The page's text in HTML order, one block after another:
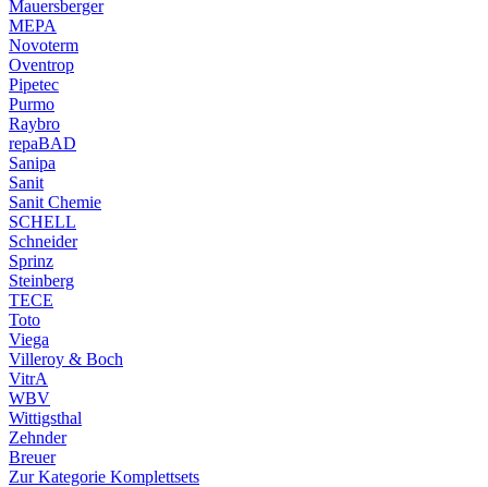
Mauersberger
MEPA
Novoterm
Oventrop
Pipetec
Purmo
Raybro
repaBAD
Sanipa
Sanit
Sanit Chemie
SCHELL
Schneider
Sprinz
Steinberg
TECE
Toto
Viega
Villeroy & Boch
VitrA
WBV
Wittigsthal
Zehnder
Breuer
Zur Kategorie Komplettsets